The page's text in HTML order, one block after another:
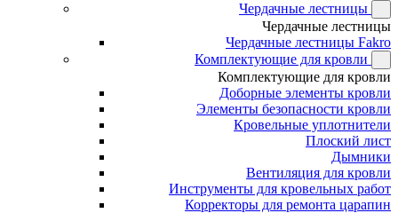
Чердачные лестницы
Чердачные лестницы
Чердачные лестницы Fakro
Комплектующие для кровли
Комплектующие для кровли
Доборные элементы кровли
Элементы безопасности кровли
Кровельные уплотнители
Плоский лист
Дымники
Вентиляция для кровли
Инструменты для кровельных работ
Корректоры для ремонта царапин